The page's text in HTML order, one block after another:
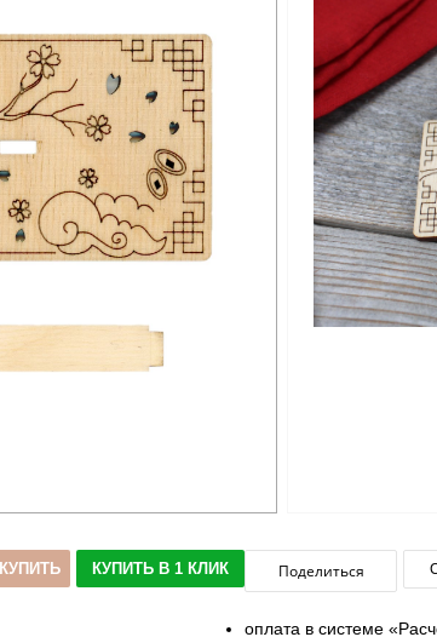
КУПИТЬ КУПИТЬ В 1 КЛИК Поделиться
оплата в системе